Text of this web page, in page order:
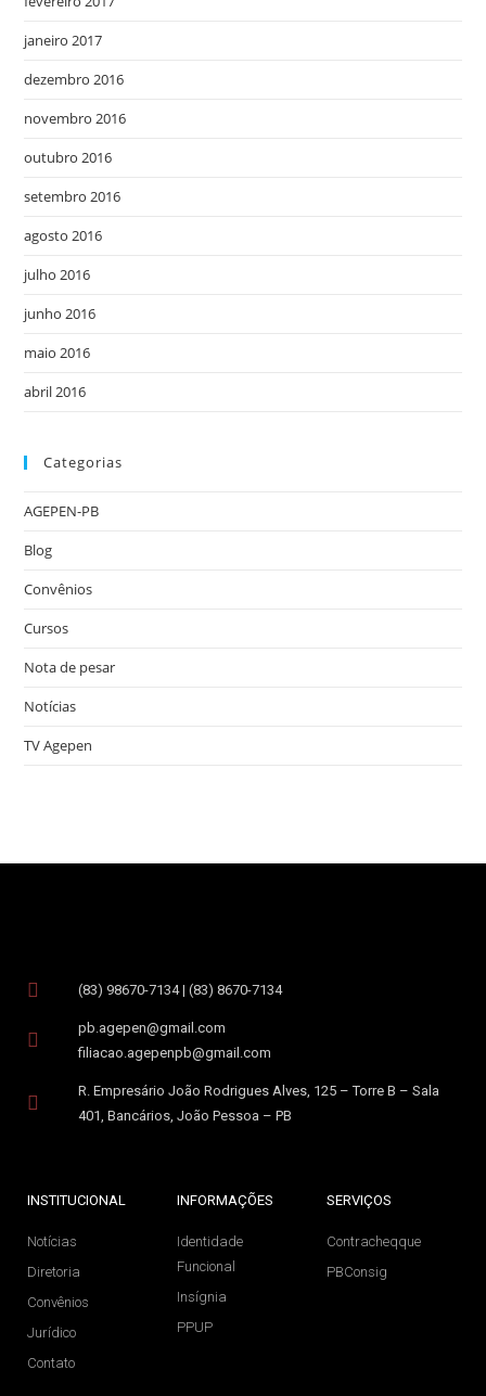
janeiro 2017
dezembro 2016
novembro 2016
outubro 2016
setembro 2016
agosto 2016
julho 2016
junho 2016
maio 2016
abril 2016
Categorias
AGEPEN-PB
Blog
Convênios
Cursos
Nota de pesar
Notícias
TV Agepen
(83) 98670-7134 | (83) 8670-7134
pb.agepen@gmail.com
filiacao.agepenpb@gmail.com
R. Empresário João Rodrigues Alves, 125 – Torre B – Sala
401, Bancários, João Pessoa – PB
INSTITUCIONAL
Notícias
Diretoria
Convênios
Jurídico
Contato
INFORMAÇÕES
Identidade
Funcional
Insígnia
PPUP
SERVIÇOS
Contracheqque
PBConsig